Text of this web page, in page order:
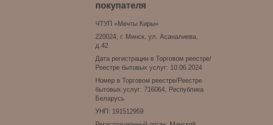
покупателя
ЧТУП «Мечты Киры»
220024, г. Минск, ул. Асаналиева,
д.42
Дата регистрации в Торговом реестре/
Реестре бытовых услуг: 10.06.2024
Номер в Торговом реестре/Реестре
бытовых услуг: 716064, Республика
Беларусь
УНП: 191512959